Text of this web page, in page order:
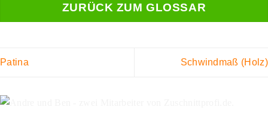
ZURÜCK ZUM GLOSSAR
Patina Schwindmaß (Holz)